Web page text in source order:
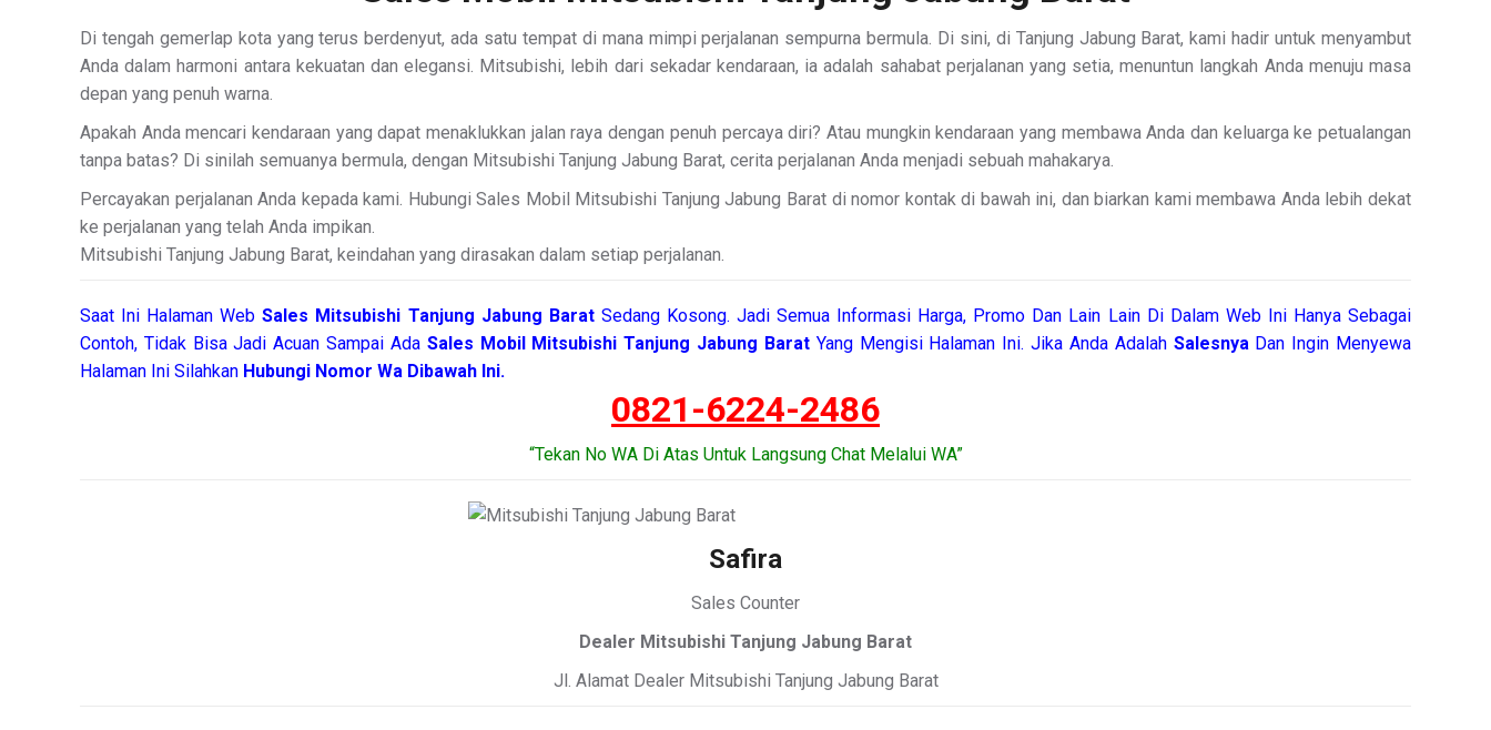
Di tengah gemerlap kota yang terus berdenyut, ada satu tempat di mana mimpi perjalanan sempurna bermula. Di sini, di Tanjung Jabung Barat, kami hadir untuk menyambut
Anda dalam harmoni antara kekuatan dan elegansi. Mitsubishi, lebih dari sekadar kendaraan, ia adalah sahabat perjalanan yang setia, menuntun langkah Anda menuju masa
depan yang penuh warna.
Apakah Anda mencari kendaraan yang dapat menaklukkan jalan raya dengan penuh percaya diri? Atau mungkin kendaraan yang membawa Anda dan keluarga ke petualangan
tanpa batas? Di sinilah semuanya bermula, dengan Mitsubishi Tanjung Jabung Barat, cerita perjalanan Anda menjadi sebuah mahakarya.
Percayakan perjalanan Anda kepada kami. Hubungi Sales Mobil Mitsubishi Tanjung Jabung Barat di nomor kontak di bawah ini, dan biarkan kami membawa Anda lebih dekat
ke perjalanan yang telah Anda impikan.
Mitsubishi Tanjung Jabung Barat, keindahan yang dirasakan dalam setiap perjalanan.
Saat Ini Halaman WebSales Mitsubishi Tanjung Jabung Barat Sedang Kosong. Jadi Semua Informasi Harga, Promo Dan Lain Lain Di Dalam Web Ini Hanya Sebagai
Contoh, Tidak Bisa Jadi Acuan Sampai Ada Sales Mobil Mitsubishi Tanjung Jabung Barat Yang Mengisi Halaman Ini. Jika Anda Adalah SalesnyaDan Ingin Menyewa
Halaman Ini Silahkan Hubungi Nomor Wa Dibawah Ini.
0821-6224-2486
“Tekan No WA Di Atas Untuk Langsung Chat Melalui WA”
Safira
Sales Counter
Dealer Mitsubishi Tanjung Jabung Barat
Jl. Alamat Dealer Mitsubishi Tanjung Jabung Barat